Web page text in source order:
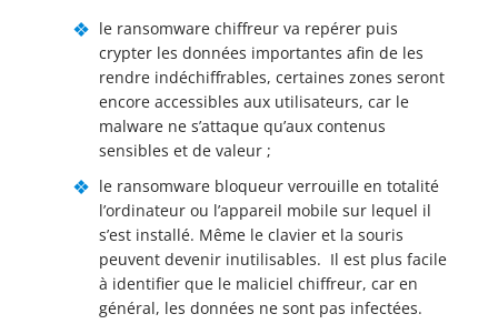
le ransomware chiffreur va repérer puis
crypter les données importantes afin de les
rendre indéchiffrables, certaines zones seront
encore accessibles aux utilisateurs, car le
malware ne s’attaque qu’aux contenus
sensibles et de valeur ;
le ransomware bloqueur verrouille en totalité
l’ordinateur ou l’appareil mobile sur lequel il
s’est installé. Même le clavier et la souris
peuvent devenir inutilisables. Il est plus facile
à identifier que le maliciel chiffreur, car en
général, les données ne sont pas infectées.